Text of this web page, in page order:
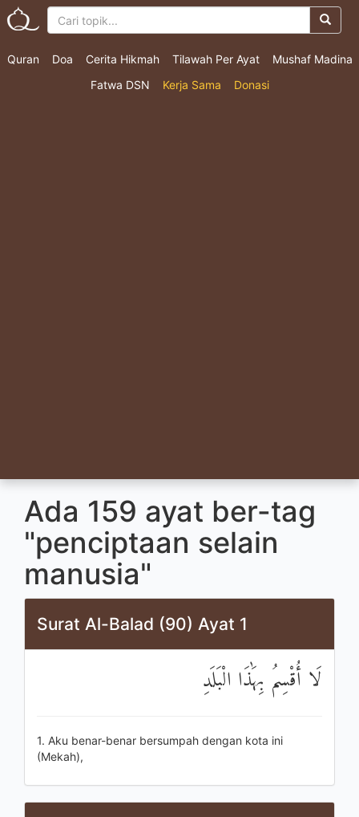
Quran Doa Cerita Hikmah Tilawah Per Ayat
Mushaf Madina
Fatwa DSN
Kerja Sama Donasi
Ada 159 ayat ber-tag
"penciptaan selain
manusia"
Surat Al-Balad (90) Ayat 1
لَا أُقْسِمُ بِهَٰذَا الْبَلَدِ
1. Aku benar-benar bersumpah dengan kota ini
(Mekah),